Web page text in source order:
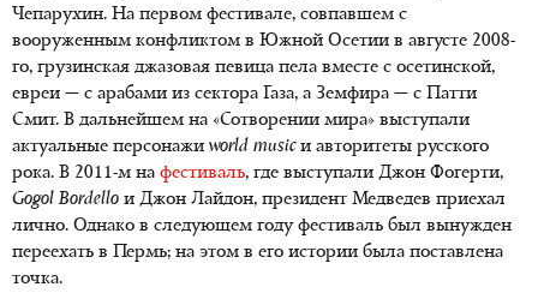
Чепарухин. На первом фестивале, совпавшем с
вооруженным конфликтом в Южной Осетии в августе 2008-
го, грузинская джазовая певица пела вместе с осетинской,
евреи — с арабами из сектора Газа, а Земфира — с Патти
Смит. В дальнейшем на «Сотворении мира» выступали
актуальные персонажи world musicи авторитеты русского
рока. В 2011-м на фестиваль, где выступали Джон Фогерти,
Gogol Bordello и Джон Лайдон, президент Медведев приехал
лично. Однако в следующем году фестиваль был вынужден
переехать в Пермь; на этом в его истории была поставлена
точка.